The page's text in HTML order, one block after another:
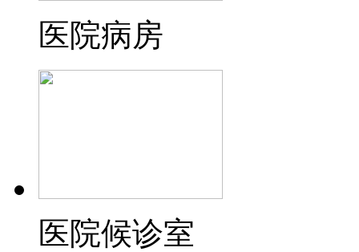
医院病房
医院候诊室